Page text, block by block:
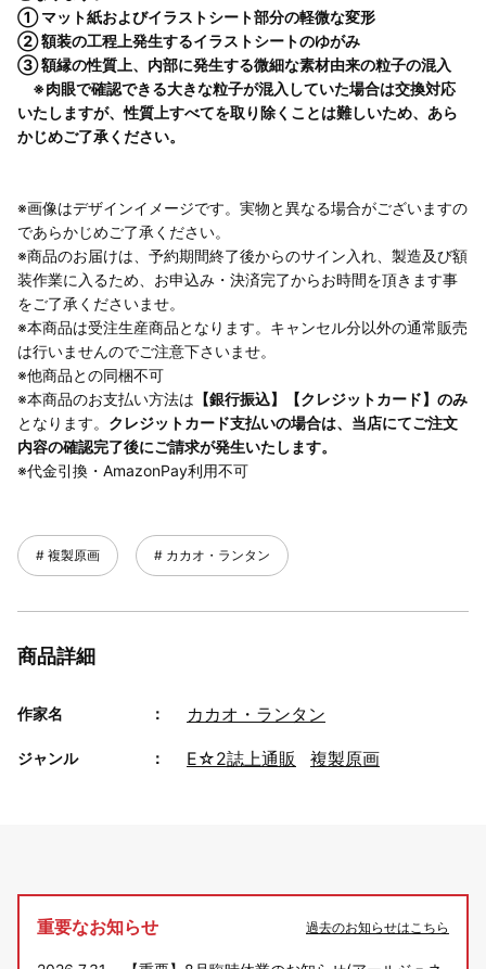
① マット紙およびイラストシート部分の軽微な変形
② 額装の工程上発生するイラストシートのゆがみ
③ 額縁の性質上、内部に発生する微細な素材由来の粒子の混入
※肉眼で確認できる大きな粒子が混入していた場合は交換対応
いたしますが、性質上すべてを取り除くことは難しいため、あら
かじめご了承ください。
※画像はデザインイメージです。実物と異なる場合がございますの
であらかじめご了承ください。
※商品のお届けは、予約期間終了後からのサイン入れ、製造及び額
装作業に入るため、お申込み・決済完了からお時間を頂きます事
をご了承くださいませ。
※本商品は受注生産商品となります。キャンセル分以外の通常販売
は行いませんのでご注意下さいませ。
※他商品との同梱不可
※本商品のお支払い方法は 【銀行振込】【クレジットカード】のみ
となります。 クレジットカード支払いの場合は、当店にてご注文
内容の確認完了後にご請求が発生いたします。
※代金引換・AmazonPay利用不可
複製原画 カカオ・ランタン
商品詳細
作家名 カカオ・ランタン
ジャンル E☆2誌上通販 複製原画
重要なお知らせ 過去のお知らせはこちら